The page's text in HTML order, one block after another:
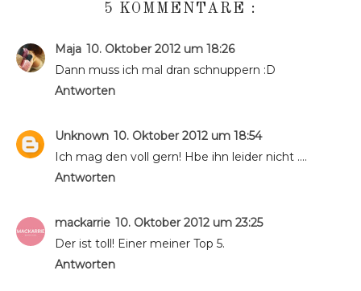
5 KOMMENTARE :
Maja 10. Oktober 2012 um 18:26
Dann muss ich mal dran schnuppern :D
Antworten
Unknown 10. Oktober 2012 um 18:54
Ich mag den voll gern! Hbe ihn leider nicht ....
Antworten
mackarrie 10. Oktober 2012 um 23:25
Der ist toll! Einer meiner Top 5.
Antworten